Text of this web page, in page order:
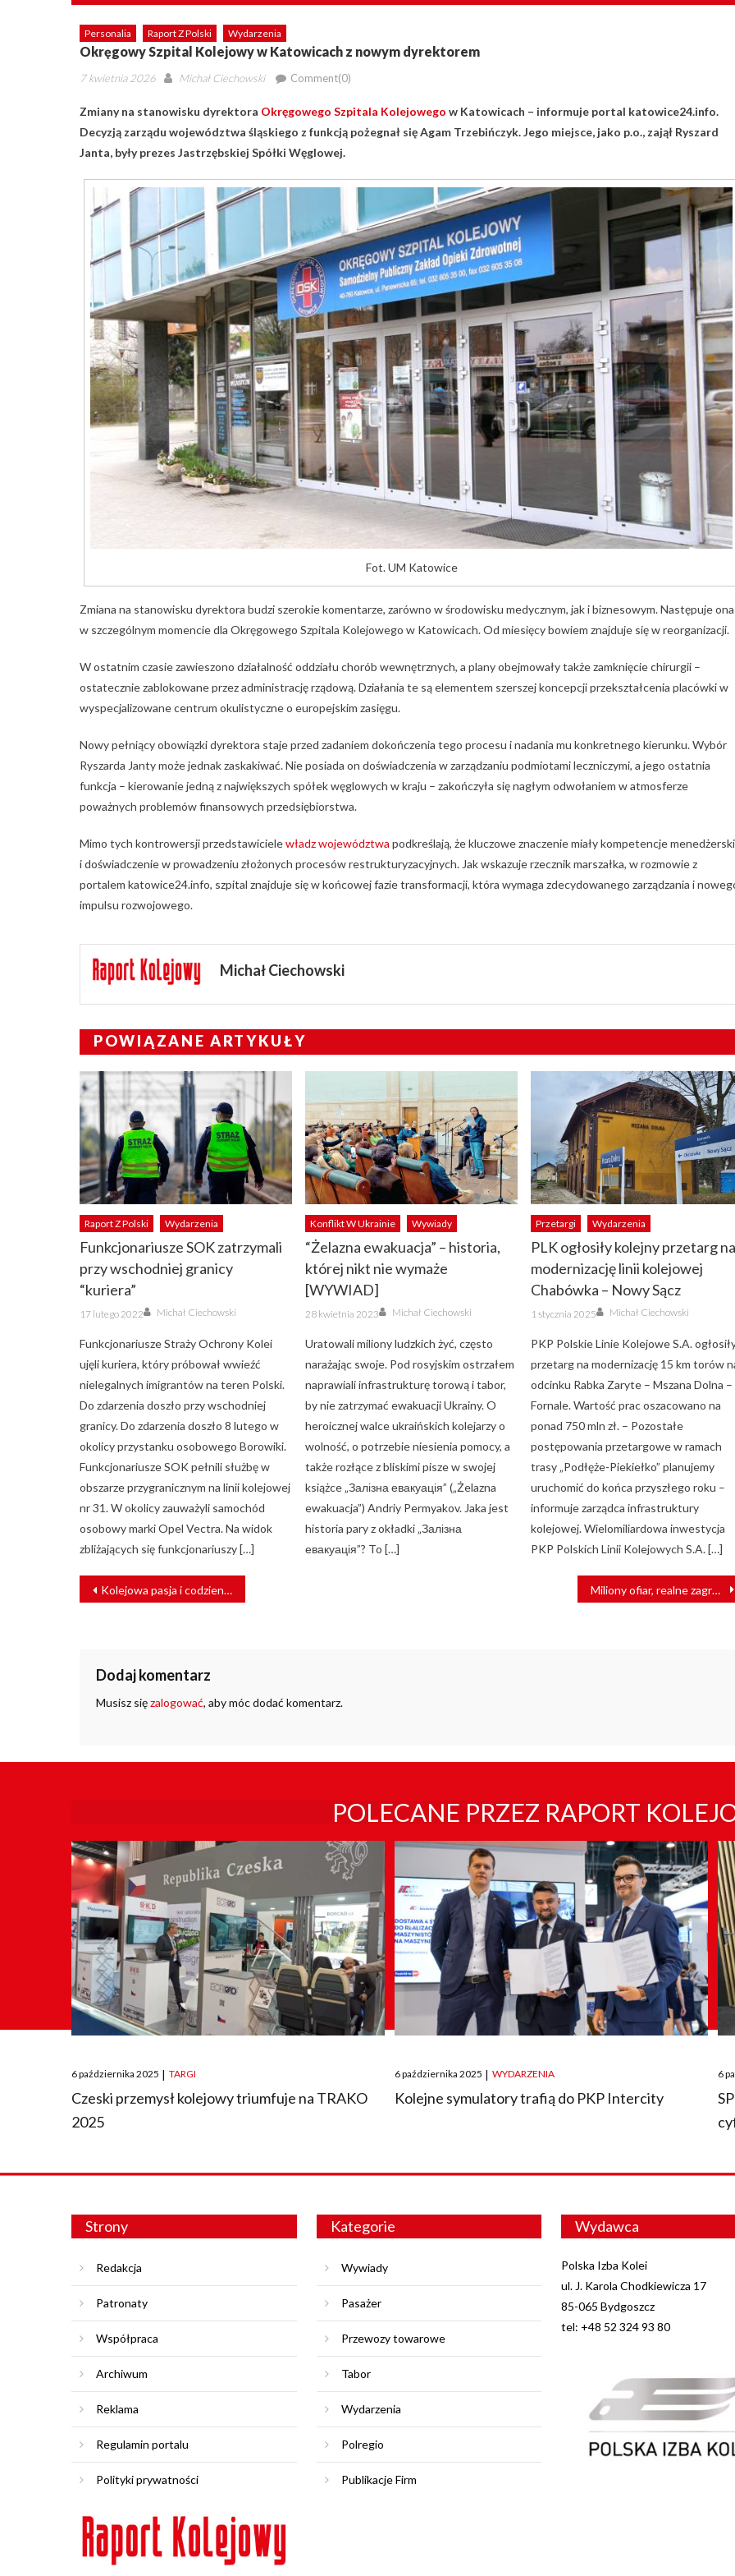
Personalia Raport Z Polski Wydarzenia
Okręgowy Szpital Kolejowy w Katowicach z nowym dyrektorem
Posted
7 kwietnia 2026 Author
Michał Ciechowski Comment(0)
Zmiany na stanowisku dyrektora Okręgowego Szpitala Kolejowego w Katowicach – informuje portal katowice24.info.
Decyzją zarządu województwa śląskiego z funkcją pożegnał się Agam Trzebińczyk. Jego miejsce, jako p.o., zajął Ryszard
Janta, były prezes Jastrzębskiej Spółki Węglowej.
Fot. UM Katowice
Zmiana na stanowisku dyrektora budzi szerokie komentarze, zarówno w środowisku medycznym, jak i biznesowym. Następuje ona
w szczególnym momencie dla Okręgowego Szpitala Kolejowego w Katowicach. Od miesięcy bowiem znajduje się w reorganizacji.
W ostatnim czasie zawieszono działalność oddziału chorób wewnętrznych, a plany obejmowały także zamknięcie chirurgii –
ostatecznie zablokowane przez administrację rządową. Działania te są elementem szerszej koncepcji przekształcenia placówki w
wyspecjalizowane centrum okulistyczne o europejskim zasięgu.
Nowy pełniący obowiązki dyrektora staje przed zadaniem dokończenia tego procesu i nadania mu konkretnego kierunku. Wybór
Ryszarda Janty może jednak zaskakiwać. Nie posiada on doświadczenia w zarządzaniu podmiotami leczniczymi, a jego ostatnia
funkcja – kierowanie jedną z największych spółek węglowych w kraju – zakończyła się nagłym odwołaniem w atmosferze
poważnych problemów finansowych przedsiębiorstwa.
Mimo tych kontrowersji przedstawicielewładz województwa podkreślają, że kluczowe znaczenie miały kompetencje
i doświadczenie w prowadzeniu złożonych procesów restrukturyzacyjnych. Jak wskazuje rzecznik marszałka, w rozmowie z
portalem katowice24.info, szpital znajduje się w końcowej fazie transformacji, która wymaga zdecydowanego zarządzania i
impulsu rozwojowego.
Michał Ciechowski
POWIĄZANE ARTYKUŁY
Raport Z Polski Wydarzenia
Funkcjonariusze SOK zatrzymali
przy wschodniej granicy
“kuriera”
Posted
on
17 lutego 2022 Author
Michał Ciechowski
Funkcjonariusze Straży Ochrony Kolei
ujęli kuriera, który próbował wwieźć
nielegalnych imigrantów na teren Polski.
Do zdarzenia doszło przy wschodniej
granicy. Do zdarzenia doszło 8 lutego w
okolicy przystanku osobowego Borowiki.
Funkcjonariusze SOK pełnili służbę w
obszarze przygranicznym na linii kolejowej
nr 31. W okolicy zauważyli samochód
osobowy marki Opel Vectra. Na widok
zbliżających się funkcjonariuszy […]
Konflikt W Ukrainie Wywiady
“Żelazna ewakuacja” – historia,
której nikt nie wymaże
[WYWIAD]
Posted
on
28 kwietnia 2023 Author
Michał Ciechowski
Uratowali miliony ludzkich żyć, często
narażając swoje. Pod rosyjskim ostrzałem
naprawiali infrastrukturę torową i tabor,
by nie zatrzymać ewakuacji Ukrainy. O
heroicznej walce ukraińskich kolejarzy o
wolność, o potrzebie niesienia pomocy, a
także rozłące z bliskimi pisze w swojej
książce „Залізна евакуація” („Żelazna
ewakuacja”) Andriy Permyakov. Jaka jest
historia pary z okładki „Залізна
евакуація”? To […]
Przetargi Wydarzenia
PLK ogłosiły kolejny przetarg
modernizację linii kolejowej
Chabówka – Nowy Sącz
Posted
on
1 stycznia 2025 Author
Michał Ciechowski
PKP Polskie Linie Kolejowe S.A.
przetarg na modernizację 15 km torów
odcinku Rabka Zaryte – Mszana Dolna –
Fornale. Wartość prac oszacowano na
ponad 750 mln zł. – Pozostałe
postępowania przetargowe w ramach
trasy „Podłęże-Piekiełko” planujemy
uruchomić do końca przyszłego roku –
informuje zarządca infrastruktury
kolejowej. Wielomiliardowa inwestycja
PKP Polskich Linii Kolejowych S.A. […]
NAWIGACJA
WPISU
Kolejowa pasja i codzienność w Katowicach-Zawodziu Miliony ofiar, realne zagrożenie. PKP w kampanii przeciwko handlowi ludźmi
Dodaj komentarz
Musisz sięzalogować, aby móc dodać komentarz.
POLECANE PRZEZ RAPORT
Posted
on
6 października 2025 | TARGI
Czeski przemysł kolejowy triumfuje na TRAKO
2025
Posted
on
6 października 2025 | WYDARZENIA
Kolejne symulatory trafią do PKP Intercity
on
6
Strony
Redakcja
Patronaty
Współpraca
Archiwum
Reklama
Regulamin portalu
Polityki prywatności
Kategorie
Wywiady
Pasażer
Przewozy towarowe
Tabor
Wydarzenia
Polregio
Publikacje Firm
Wydawca
Polska Izba Kolei
ul. J. Karola Chodkiewicza 17
85-065 Bydgoszcz
tel: +48 52 324 93 80